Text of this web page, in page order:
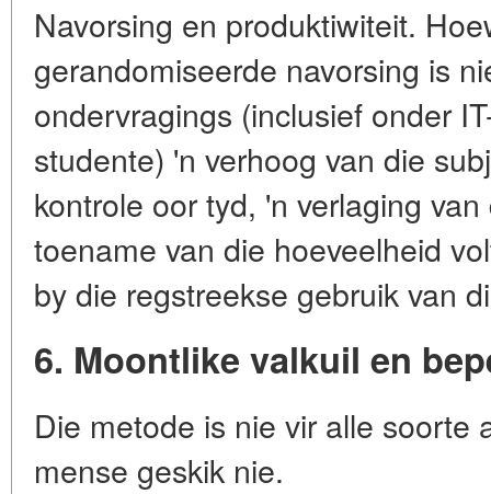
Navorsing en produktiwiteit.
gerandomiseerde navorsing is
ondervragings (inclusief onder
studente) 'n verhoog van die
kontrole oor tyd, 'n verlaging
toename van die hoeveelheid
by die regstreekse gebruik van
6. Moontlike valkuil en
Die metode is nie vir alle soorte
mense geskik nie.